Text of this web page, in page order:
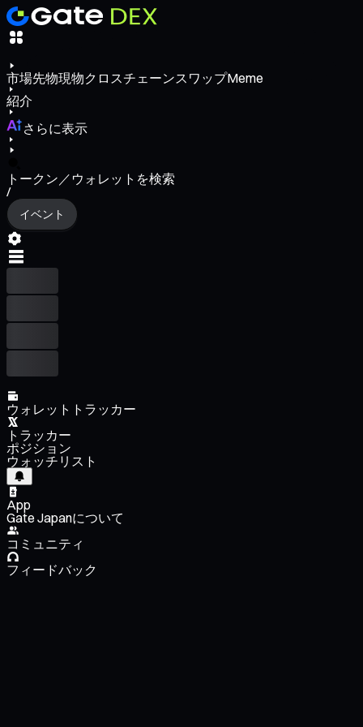
市場先物現物クロスチェーンスワップMeme
紹介
さらに表示
トークン／ウォレットを検索
/
イベント
ウォレットトラッカー
トラッカー
ポジション
ウォッチリスト
App
Gate Japanについて
コミュニティ
フィードバック